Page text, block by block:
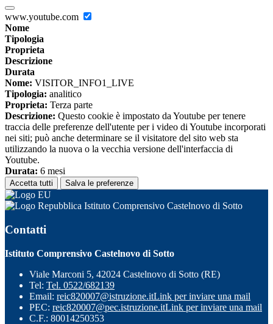
www.youtube.com
Nome
Tipologia
Proprieta
Descrizione
Durata
Nome: VISITOR_INFO1_LIVE
Tipologia: analitico
Proprieta: Terza parte
Descrizione: Questo cookie è impostato da Youtube per tenere
traccia delle preferenze dell'utente per i video di Youtube incorporati
nei siti; può anche determinare se il visitatore del sito web sta
utilizzando la nuova o la vecchia versione dell'interfaccia di
Youtube.
Durata: 6 mesi
Accetta tutti Salva le preferenze
Istituto Comprensivo Castelnovo di Sotto
Contatti
Istituto Comprensivo Castelnovo di Sotto
Viale Marconi 5, 42024 Castelnovo di Sotto (RE)
Tel: Tel. 0522/682139
Email: reic820007@istruzione.itLink per inviare una mail
PEC: reic820007@pec.istruzione.itLink per inviare una mail
C.F.: 80014250353